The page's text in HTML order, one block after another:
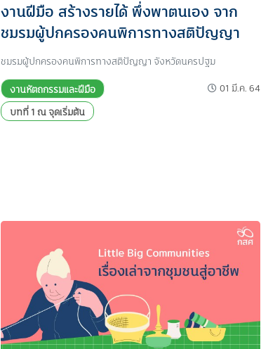
งานฝีมือ สร้างรายได้ พึ่งพาตนเอง จาก
ชมรมผู้ปกครองคนพิการทางสติปัญญา
ชมรมผู้ปกครองคนพิการทางสติปัญญา จังหวัดนครปฐม
งานหัตถกรรมและฝีมือ
บทที่ 1 ณ จุดเริ่มต้น
01 มี.ค. 64